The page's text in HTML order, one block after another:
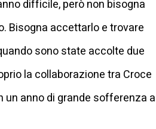
difficile, però non bisogna
Bisogna accettarlo e trovare
sono state accolte due
la collaborazione tra Croce
anno di grande sofferenza a